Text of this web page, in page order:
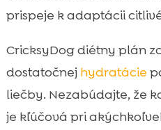
prispeje k adaptácii
CricksyDog diétny plán
dostatočnej hydratácie
liečby. Nezabúdajte, že
je kľúčová pri